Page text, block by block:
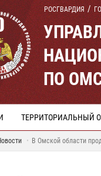
РОСГВАРДИЯ
ПО
ТЕРРИТОРИАЛЬНЫЙ
В Омской области